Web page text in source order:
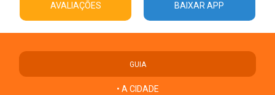
AVALIAÇÕES BAIXAR APP
GUIA
• A CIDADE